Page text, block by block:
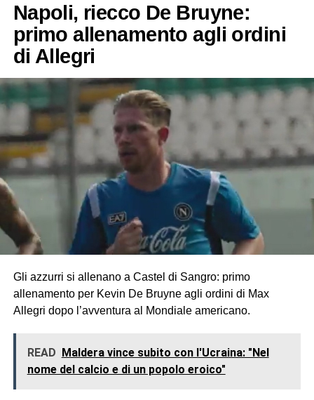
Napoli, riecco De Bruyne:
primo allenamento agli ordini
di Allegri
Gli azzurri si allenano a Castel di Sangro: primo
allenamento per Kevin De Bruyne agli ordini di Max
Allegri dopo l’avventura al Mondiale americano.
READ Maldera vince subito con l'Ucraina: "Nel
nome del calcio e di un popolo eroico"